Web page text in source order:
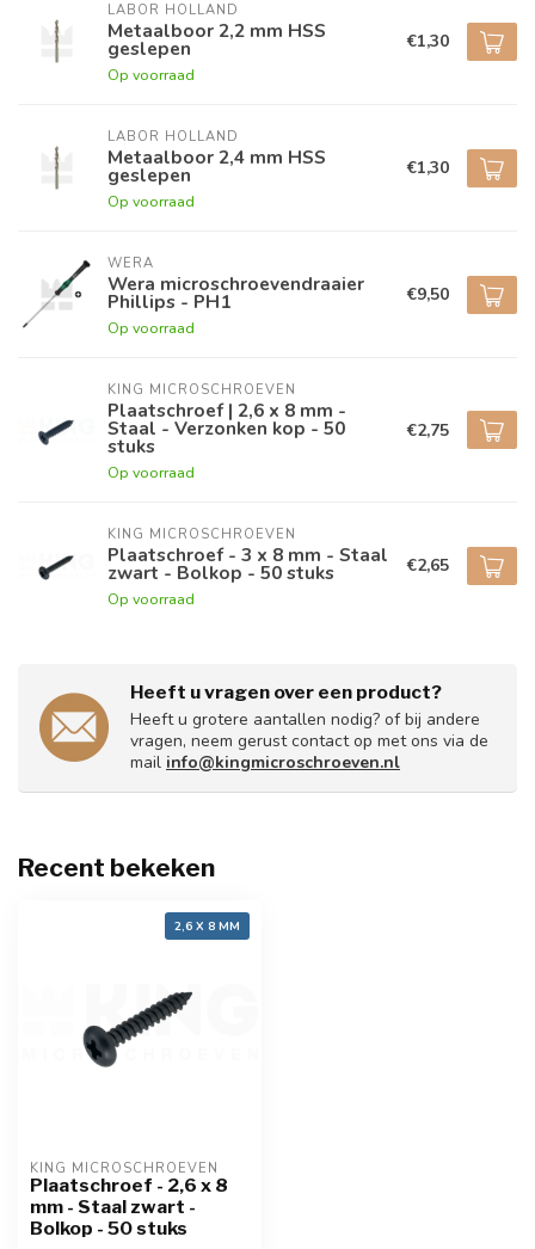
LABOR HOLLAND
Metaalboor 2,2 mm HSS
geslepen
Op voorraad
€1,30
LABOR HOLLAND
Metaalboor 2,4 mm HSS
geslepen
Op voorraad
€1,30
WERA
Wera microschroevendraaier
Phillips - PH1
Op voorraad
€9,50
KING MICROSCHROEVEN
Plaatschroef | 2,6 x 8 mm -
Staal - Verzonken kop - 50
stuks
Op voorraad
€2,75
KING MICROSCHROEVEN
Plaatschroef - 3 x 8 mm - Staal
zwart - Bolkop - 50 stuks
Op voorraad
€2,65
Heeft u vragen over een product?
Heeft u grotere aantallen nodig? of bij andere
vragen, neem gerust contact op met ons via de
mail info@kingmicroschroeven.nl
Recent bekeken
2,6 X 8 MM
KING MICROSCHROEVEN
Plaatschroef - 2,6 x 8
mm - Staal zwart -
Bolkop - 50 stuks